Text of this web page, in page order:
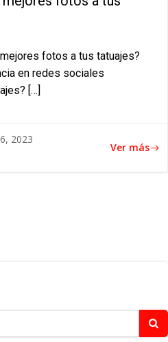
fotos a tus tatuajes?
en redes sociales
[…]
2023
Ver más